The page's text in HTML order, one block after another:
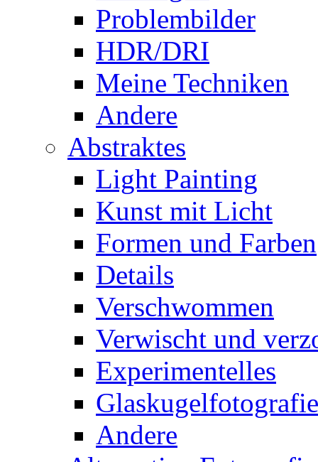
Problembilder
HDR/DRI
Meine Techniken
Andere
Abstraktes
Light Painting
Kunst mit Licht
Formen und Farben
Details
Verschwommen
Verwischt und
Experimentelles
Glaskugelfotografie
Andere